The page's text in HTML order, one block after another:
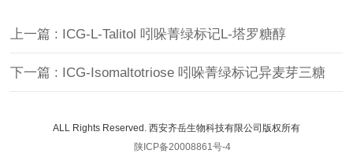
上一篇 : ICG-L-Talitol 吲哚菁绿标记L-塔罗糖醇
下一篇 : ICG-Isomaltotriose 吲哚菁绿标记异麦芽三糖
ALL Rights Reserved. 西安齐岳生物科技有限公司版权所有
陕ICP备20008861号-4